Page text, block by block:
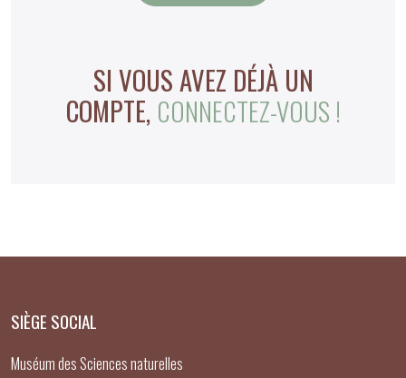
SI VOUS AVEZ DÉJÀ UN
COMPTE, CONNECTEZ-VOUS !
SIÈGE SOCIAL
Muséum des Sciences naturelles